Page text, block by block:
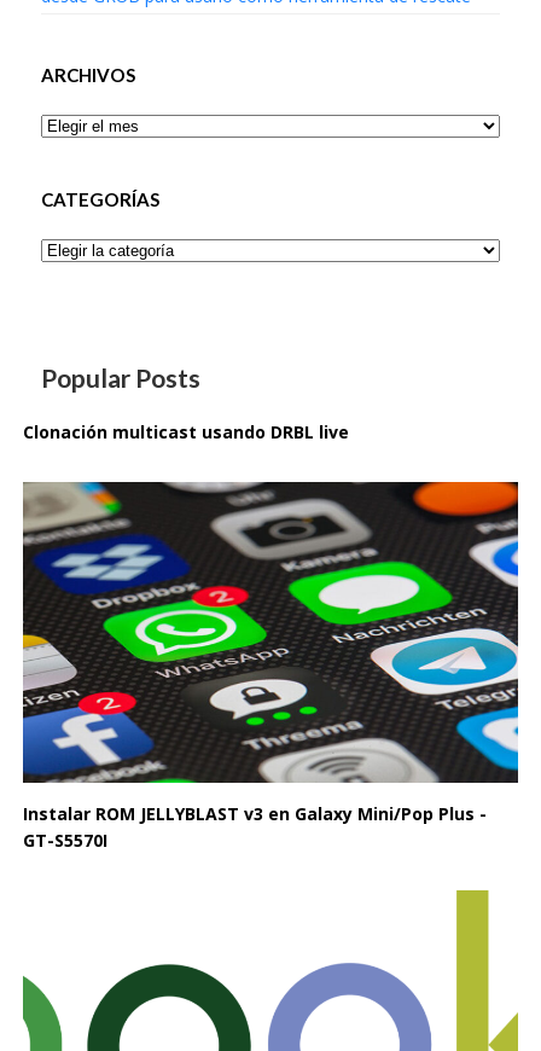
ARCHIVOS
Archivos
CATEGORÍAS
Categorías
Popular Posts
Clonación multicast usando DRBL live
Instalar ROM JELLYBLAST v3 en Galaxy Mini/Pop Plus -
GT-S5570I